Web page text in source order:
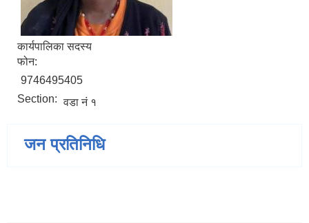
कार्यपालिका सदस्य
फोन:
9746495405
Section: वडा नं १
जन प्रतिनिधि